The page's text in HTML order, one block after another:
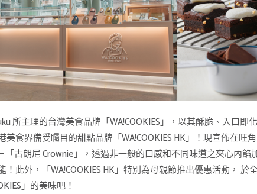
所主理的台灣美食品牌「WA!COOKIES」，以其酥脆、入口
食界備受矚目的甜點品牌「WA!COOKIES HK」！現宣佈在旺
古朗尼 Crownie」，透過非一般的口感和不同味道之夾心內
此外，「WA!COOKIES HK」特別為母親節推出優惠活動，
」的美味吧！